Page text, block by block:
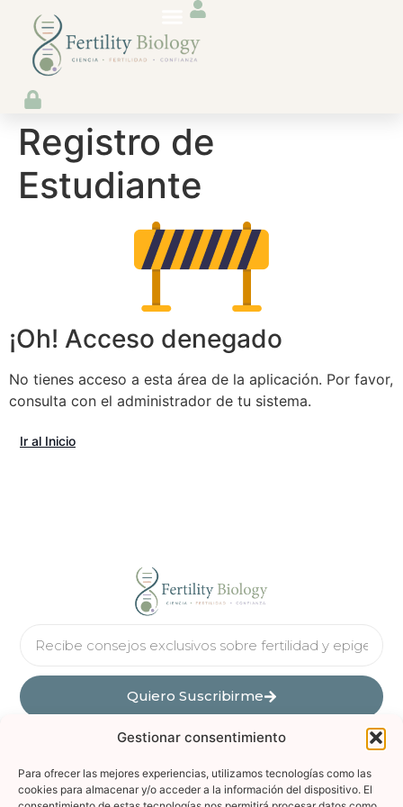
Gestionar consentimiento
Para ofrecer las mejores experiencias, utilizamos tecnologías como las
cookies para almacenar y/o acceder a la información del dispositivo. El
Registro de
Estudiante
¡Oh! Acceso denegado
No tienes acceso a esta área de la aplicación. Por favor,
consulta con el administrador de tu sistema.
Ir al Inicio
Quiero Suscribirme